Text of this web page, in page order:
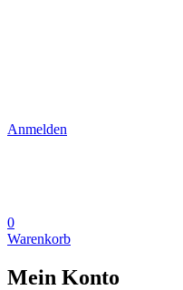
Anmelden
0
Warenkorb
Mein Konto